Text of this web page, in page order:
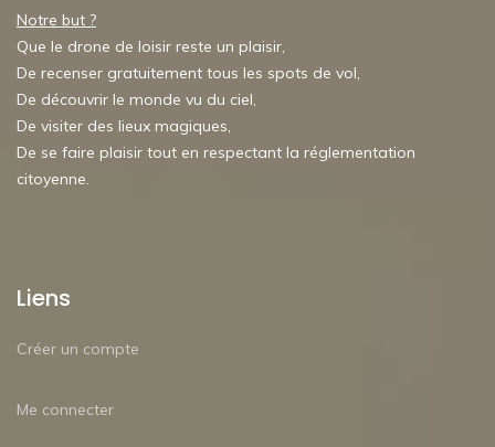
Notre but ?
Que le drone de loisir reste un plaisir,
De recenser gratuitement tous les spots de vol,
De découvrir le monde vu du ciel,
De visiter des lieux magiques,
De se faire plaisir tout en respectant la réglementation
citoyenne.
Liens
Créer un compte
Me connecter